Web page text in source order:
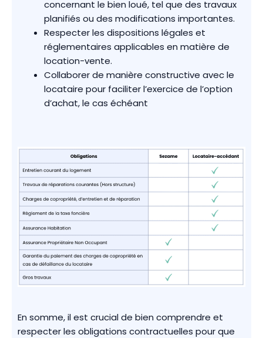
concernant le bien loué, tel que des travaux
planifiés ou des modifications importantes.
Respecter les dispositions légales et
réglementaires applicables en matière de
location-vente.
Collaborer de manière constructive avec le
locataire pour faciliter l’exercice de l’option
d’achat, le cas échéant
En somme, il est crucial de bien comprendre et
respecter les obligations contractuelles pour que